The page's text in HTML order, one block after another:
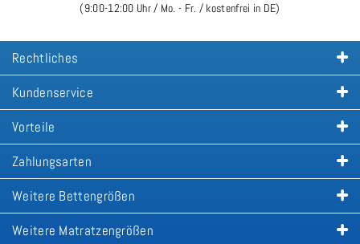
(9:00-12:00 Uhr / Mo. - Fr. / kostenfrei in DE)
Rechtliches
Kundenservice
Vorteile
Zahlungsarten
Weitere Bettengrößen
Weitere Matratzengrößen